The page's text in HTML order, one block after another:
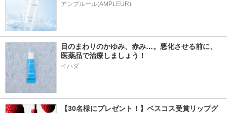
アンプルール(AMPLEUR)
目のまわりのかゆみ、赤み…。悪化させる前に、
医薬品で治療しましょう！
イハダ
【30名様にプレゼント！】ベスコス受賞リップグ